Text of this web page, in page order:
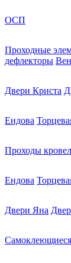
ОСП
Проходные
дефлекторы
Двери Криста
Ендова
Проходы
Ендова
Двери Яна